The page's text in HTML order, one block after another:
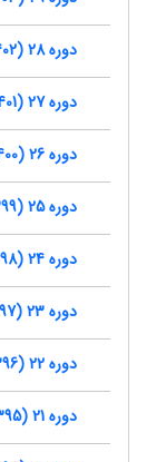
دوره 28 (1402)
دوره 27 (1401)
دوره 26 (1400)
دوره 25 (1399)
دوره 24 (1398)
دوره 23 (1397)
دوره 22 (1396)
دوره 21 (1395)